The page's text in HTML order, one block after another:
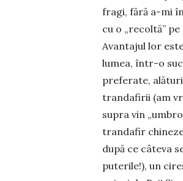
fragi, fără a-mi
cu o „recoltă”
Avantajul lor
lumea, într-o
preferate,
trandafirii (am
supra vin
trandafir
după ce câteva
puterile!), un